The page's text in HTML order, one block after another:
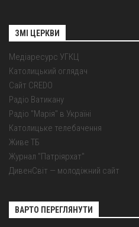
ЗМІ ЦЕРКВИ
Медіаресурс УГКЦ
Католицький оглядач
Сайт CREDO
Радіо Ватикану
Радіо "Марія" в Україні
Католицьке телебачення
Живе ТБ
Журнал "Патріярхат"
ДивенСвіт — молодіжний сайт
ВАРТО ПЕРЕГЛЯНУТИ